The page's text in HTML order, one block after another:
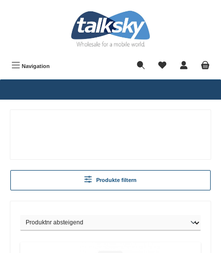
Navigation
Produkte filtern